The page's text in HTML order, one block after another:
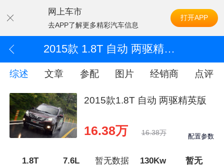
网上车市
去APP了解更多精彩汽车信息
打开APP
2015款 1.8T 自动 两驱精英版
综述 文章 参配 图片 经销商 点评
2015款1.8T 自动 两驱精英版
16.38万 16.38万 配置参数
1.8T 7.6L 暂无数据 130Kw 暂无